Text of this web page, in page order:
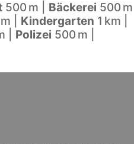
500 m | Bäckerei 500 m |
| Kindergarten 1 km |
| Polizei 500 m |